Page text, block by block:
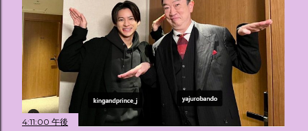
4:11:00 午後